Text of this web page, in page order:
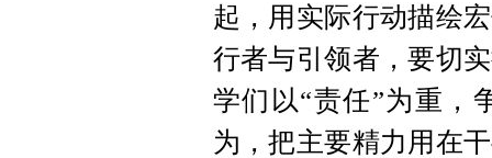
起，用实际行动描绘
行者与引领者，要切
学们以“责任”为重，
为，把主要精力用在